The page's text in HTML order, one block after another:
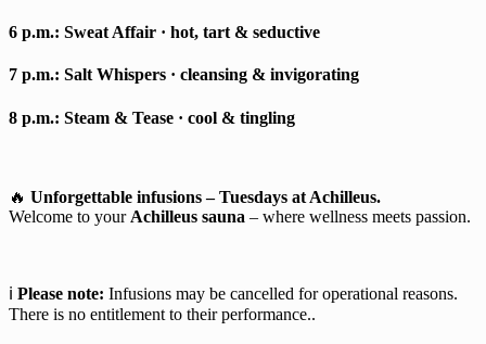
6 p.m.: Sweat Affair · hot, tart & seductive
7 p.m.: Salt Whispers · cleansing & invigorating
8 p.m.: Steam & Tease · cool & tingling
🔥 Unforgettable infusions – Tuesdays at Achilleus.
Welcome to your Achilleus sauna – where wellness meets passion.
ℹ️ Please note: Infusions may be cancelled for operational reasons.
There is no entitlement to their performance..